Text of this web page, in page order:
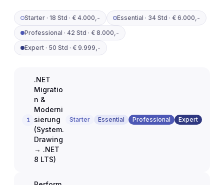
Starter · 18 Std · € 4.000,- Essential · 34 Std · € 6.000,-
Professional · 42 Std · € 8.000,-
Expert · 50 Std · € 9.999,-
1
.NET
Migratio
n &
Moderni
sierung
(System.
Drawing
→ .NET
8 LTS)
Starter Essential Professional Expert